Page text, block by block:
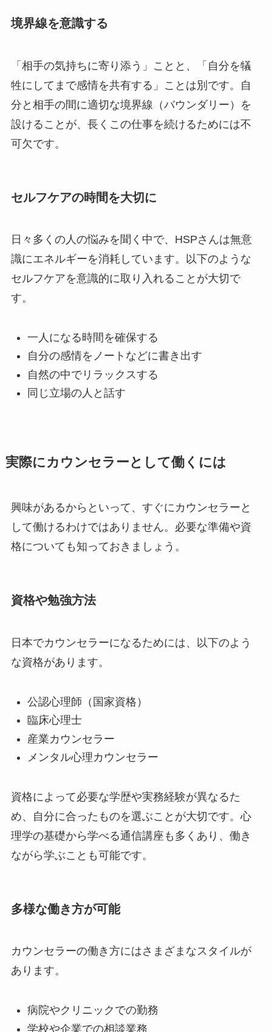
境界線を意識する
「相手の気持ちに寄り添う」ことと、「自分を犠
牲にしてまで感情を共有する」ことは別です。自
分と相手の間に適切な境界線（バウンダリー）を
設けることが、長くこの仕事を続けるためには不
可欠です。
セルフケアの時間を大切に
日々多くの人の悩みを聞く中で、HSPさんは無意
識にエネルギーを消耗しています。以下のような
セルフケアを意識的に取り入れることが大切で
す。
一人になる時間を確保する
自分の感情をノートなどに書き出す
自然の中でリラックスする
同じ立場の人と話す
実際にカウンセラーとして働くには
興味があるからといって、すぐにカウンセラーと
して働けるわけではありません。必要な準備や資
格についても知っておきましょう。
資格や勉強方法
日本でカウンセラーになるためには、以下のよう
な資格があります。
公認心理師（国家資格）
臨床心理士
産業カウンセラー
メンタル心理カウンセラー
資格によって必要な学歴や実務経験が異なるた
め、自分に合ったものを選ぶことが大切です。心
理学の基礎から学べる通信講座も多くあり、働き
ながら学ぶことも可能です。
多様な働き方が可能
カウンセラーの働き方にはさまざまなスタイルが
あります。
病院やクリニックでの勤務
学校や企業での相談業務